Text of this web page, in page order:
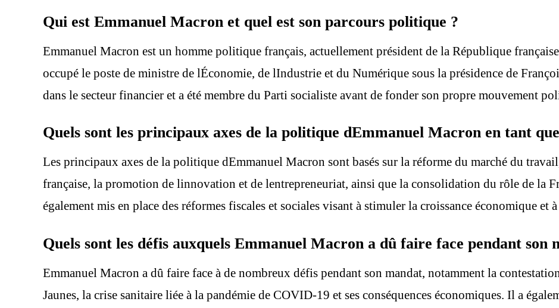
Qui est Emmanuel Macron et quel est son parcours politique ?
Emmanuel Macron est un homme politique français, actuellement président de la République
occupé le poste de ministre de lÉconomie, de lIndustrie et du Numérique sous la présidence de
dans le secteur financier et a été membre du Parti socialiste avant de fonder son propre mouvement
Quels sont les principaux axes de la politique dEmmanuel Macron en tant
Les principaux axes de la politique dEmmanuel Macron sont basés sur la réforme du marché du
française, la promotion de linnovation et de lentrepreneuriat, ainsi que la consolidation du rôle de la
également mis en place des réformes fiscales et sociales visant à stimuler la croissance économique et
Quels sont les défis auxquels Emmanuel Macron a dû faire face pendant son
Emmanuel Macron a dû faire face à de nombreux défis pendant son mandat, notamment la
Jaunes, la crise sanitaire liée à la pandémie de COVID-19 et ses conséquences économiques. Il a